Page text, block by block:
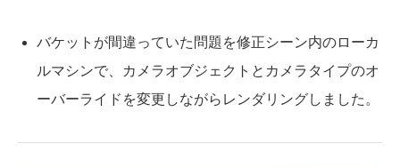
バケットが間違っていた問題を修正シーン内のローカ
ルマシンで、カメラオブジェクトとカメラタイプのオ
ーバーライドを変更しながらレンダリングしました。